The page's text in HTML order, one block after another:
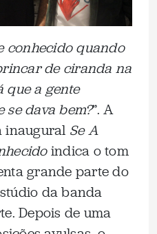
conhecido quando
de ciranda na
que a gente
se dava bem?”. A
inaugural Se A
indica o tom
grande parte do
da banda
Depois de uma